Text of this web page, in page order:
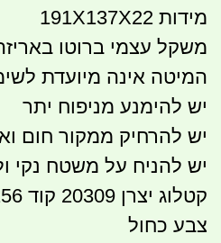
מידות 191X137X22
משקל עצמי ברוטו באריזה 2.980
המיטה אינה מיועדת
יש להימנע מניפוח יתר
יש להרחיק ממקור חום
יש להניח על משטח נקי
קטלוג יצרן 20309 קוד 20256
צבע כחול